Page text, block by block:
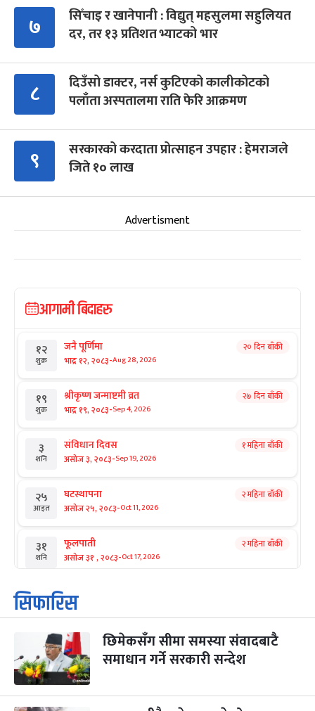
७
सिँचाइ र खानेपानी : विद्युत् महसुलमा सहुलियत
दर, तर १३ प्रतिशत भ्याटको भार
८
दिउँसो डाक्टर, नर्स कुटिएको कालीकोटको
पलाँता अस्पतालमा राति फेरि आक्रमण
९
सरकारको करदाता प्रोत्साहन उपहार : हेमराजले
जिते १० लाख
Advertisment
आगामी बिदाहरु
१२
शुक्र
जनै पूर्णिमा
भाद्र १२, २०८३-Aug 28, 2026
२० दिन बाँकी
१९
शुक्र
श्रीकृष्ण जन्माष्टमी व्रत
भाद्र १९, २०८३-Sep 4, 2026
२७ दिन बाँकी
३
शनि
संविधान दिवस
असोज ३, २०८३-Sep 19, 2026
१ महिना बाँकी
२५
आइत
घटस्थापना
असोज २५, २०८३-Oct 11, 2026
२ महिना बाँकी
३१
शनि
फूलपाती
असोज ३१ , २०८३-Oct 17, 2026
२ महिना बाँकी
१
आइत
कार्तिक सङ्क्रान्ति
कार्तिक १, २०८३
३
मंगल
महानवमी
कार्तिक ३, २०८३-Oct 20, 2026
२ महिना बाँकी
४
बुध कार्तिक ४, २०८३ Oct 21, 2026
सिफारिस
छिमेकसँग सीमा समस्या संवादबाटै
समाधान गर्ने सरकारी सन्देश